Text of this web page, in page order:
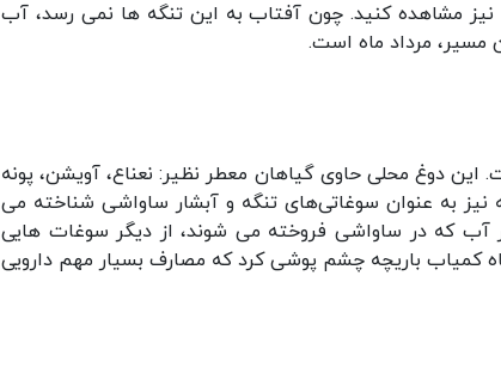
مشاهده کنید. چون آفتاب به این تنگه ها نمی رسد، آب
مسیر، مرداد ماه است.
دوغ محلی حاوی گیاهان معطر نظیر: نعناع، آویشن، پونه
به عنوان سوغاتی‌های تنگه و آبشار ساواشی شناخته می
آب که در ساواشی فروخته می شوند، از دیگر سوغات هایی
کمیاب باریچه چشم پوشی کرد که مصارف بسیار مهم دارویی